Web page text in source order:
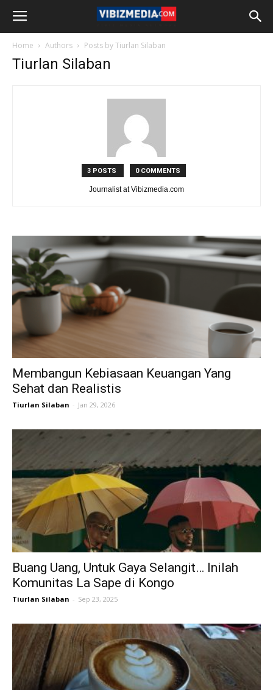
Home Authors Posts by Tiurlan Silaban
Tiurlan Silaban
3 POSTS 0 COMMENTS
Journalist at Vibizmedia.com
Membangun Kebiasaan Keuangan Yang
Sehat dan Realistis
Tiurlan Silaban - Jan 29, 2026
Buang Uang, Untuk Gaya Selangit… Inilah
Komunitas La Sape di Kongo
Tiurlan Silaban - Sep 23, 2025